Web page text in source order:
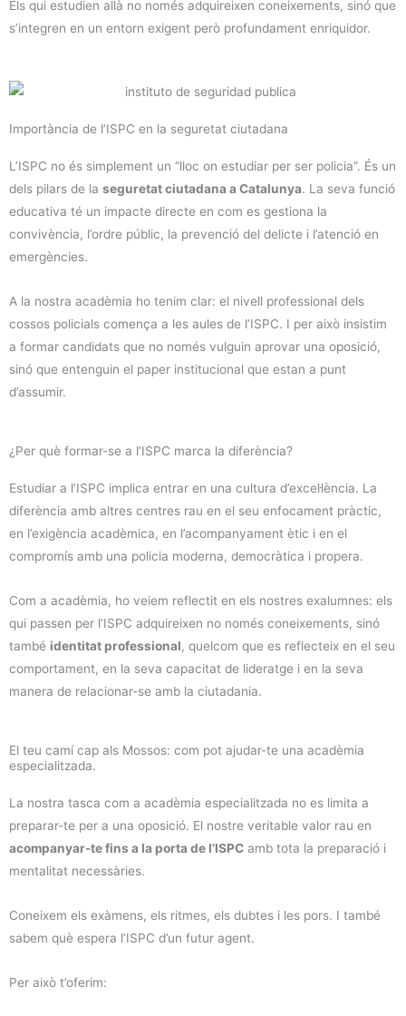
Els qui estudien allà no només adquireixen coneixements, sinó que
s’integren en un entorn exigent però profundament enriquidor.
Importància de l’ISPC en la seguretat ciutadana
L’ISPC no és simplement un “lloc on estudiar per ser policia”. És un
dels pilars de la seguretat ciutadana a Catalunya. La seva funció
educativa té un impacte directe en com es gestiona la
convivència, l’ordre públic, la prevenció del delicte i l’atenció en
emergències.
A la nostra acadèmia ho tenim clar: el nivell professional dels
cossos policials comença a les aules de l’ISPC. I per això insistim
a formar candidats que no només vulguin aprovar una oposició,
sinó que entenguin el paper institucional que estan a punt
d’assumir.
¿Per què formar-se a l’ISPC marca la diferència?
Estudiar a l’ISPC implica entrar en una cultura d’excel·lència. La
diferència amb altres centres rau en el seu enfocament pràctic,
en l’exigència acadèmica, en l’acompanyament ètic i en el
compromís amb una policia moderna, democràtica i propera.
Com a acadèmia, ho veiem reflectit en els nostres exalumnes: els
qui passen per l’ISPC adquireixen no només coneixements, sinó
també identitat professional, quelcom que es reflecteix en el seu
comportament, en la seva capacitat de lideratge i en la seva
manera de relacionar-se amb la ciutadania.
El teu camí cap als Mossos: com pot ajudar-te una acadèmia
especialitzada.
La nostra tasca com a acadèmia especialitzada no es limita a
preparar-te per a una oposició. El nostre veritable valor rau en
acompanyar-te fins a la porta de l’ISPC amb tota la preparació i
mentalitat necessàries.
Coneixem els exàmens, els ritmes, els dubtes i les pors. I també
sabem què espera l’ISPC d’un futur agent.
Per això t’oferim: